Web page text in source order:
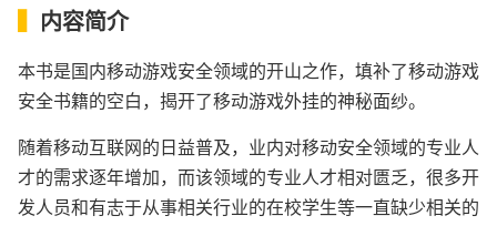
内容简介
本书是国内移动游戏安全领域的开山之作，填补了移动游戏
安全书籍的空白，揭开了移动游戏外挂的神秘面纱。
随着移动互联网的日益普及，业内对移动安全领域的专业人
才的需求逐年增加，而该领域的专业人才相对匮乏，很多开
发人员和有志于从事相关行业的在校学生等一直缺少相关的